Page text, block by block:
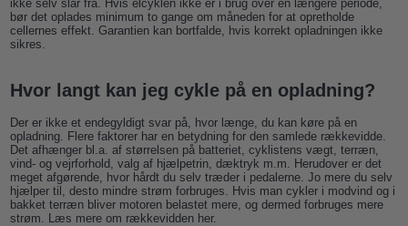
ikke selv slår fra. Hvis elcyklen ikke er i brug over en længere periode,
bør det oplades minimum to gange om måneden for at opretholde
cellernes effekt. Garantien kan bortfalde, hvis korrekt opladningen ikke
sikres.
Hvor langt kan jeg cykle på en opladning?
Der er ikke et endegyldigt svar på, hvor længe, du kan køre på en
opladning. Flere faktorer har en betydning for den samlede rækkevidde.
Det afhænger bl.a. af størrelsen på batteriet, cyklistens vægt, terræn,
vind- og vejrforhold, valg af hjælpetrin, dæktryk m.m. Herudover er det
meget afgørende, hvor hårdt du selv træder i pedalerne. Jo mere du selv
hjælper til, desto mindre strøm forbruges. Hvis man cykler i modvind og i
bakket terræn bliver motoren belastet mere, og dermed forbruges mere
strøm. Læs mere om rækkevidden her.